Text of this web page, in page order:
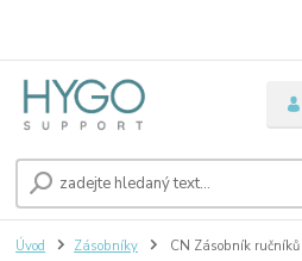
Úvod Zásobníky CN Zásobník